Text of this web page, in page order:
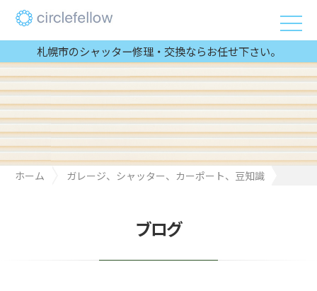
札幌市のシャッター修理・交換ならお任せ下さい。
ホーム
ガレージ、シャッター、カーポート、豆知識
ブログ